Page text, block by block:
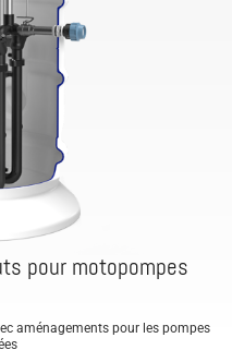
pour motopompes
aménagements pour les pompes